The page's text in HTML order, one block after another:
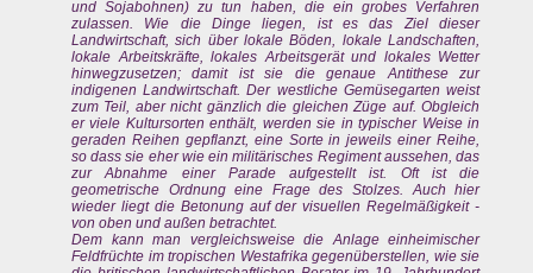
und Sojabohnen) zu tun haben, die ein grobes Verfahren
zulassen. Wie die Dinge liegen, ist es das Ziel dieser
Landwirtschaft, sich über lokale Böden, lokale Landschaften,
lokale Arbeitskräfte, lokales Arbeitsgerät und lokales Wetter
hinwegzusetzen; damit ist sie die genaue Antithese zur
indigenen Landwirtschaft. Der westliche Gemüsegarten weist
zum Teil, aber nicht gänzlich die gleichen Züge auf. Obgleich
er viele Kultursorten enthält, werden sie in typischer Weise in
geraden Reihen gepflanzt, eine Sorte in jeweils einer Reihe,
so dass sie eher wie ein militärisches Regiment aussehen, das
zur Abnahme einer Parade aufgestellt ist. Oft ist die
geometrische Ordnung eine Frage des Stolzes. Auch hier
wieder liegt die Betonung auf der visuellen Regelmäßigkeit -
von oben und außen betrachtet.
Dem kann man vergleichsweise die Anlage einheimischer
Feldfrüchte im tropischen Westafrika gegenüberstellen, wie sie